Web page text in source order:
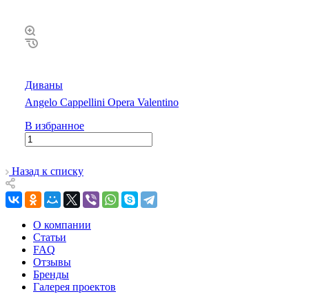
Диваны
Angelo Cappellini Opera Valentino
В избранное
Назад к списку
О компании
Статьи
FAQ
Отзывы
Бренды
Галерея проектов